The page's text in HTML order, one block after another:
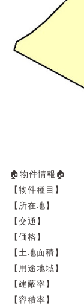
🏠物件情報🏠
【物件種
【所在地】
【交通】
【価格】
【土地面積
【用途地域
【建蔽率
【容積率